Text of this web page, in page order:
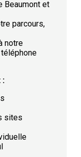
Beaumont et
parcours,
notre
:
sites